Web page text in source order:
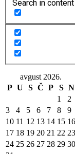
Search in content
avgust 2026.
P U S Č P S N
1
2
3
4 5 6 7 8
9
10 11 12 13 14 15 16
17 18 19 20 21 22 23
24 25 26 27 28 29 30